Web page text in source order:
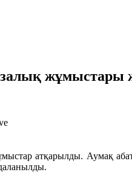
жұмыстары
атқарылды. Аумақ